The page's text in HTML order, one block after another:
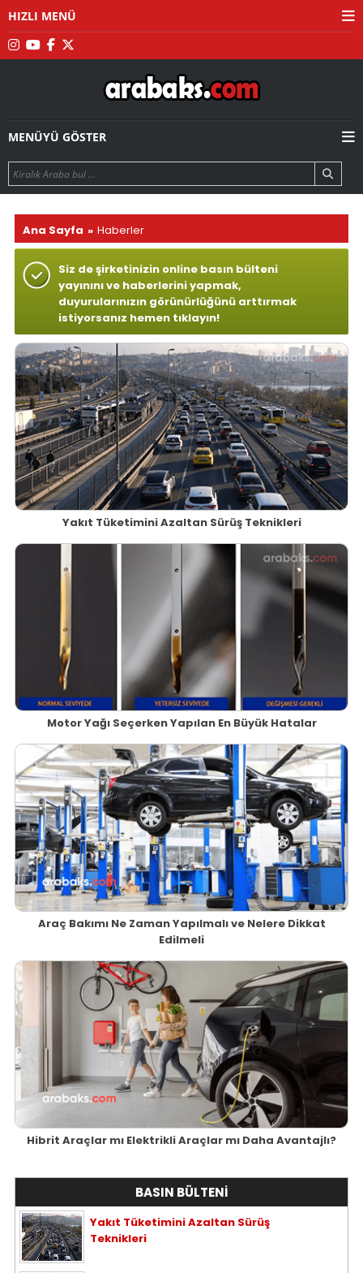
HIZLI MENÜ
MENÜYÜ GÖSTER
Ana Sayfa Haberler
Siz de şirketinizin online basın bülteni
yayınını ve haberlerini yapmak,
duyurularınızın görünürlüğünü arttırmak
istiyorsanız hemen tıklayın!
Yakıt Tüketimini Azaltan Sürüş Teknikleri
Motor Yağı Seçerken Yapılan En Büyük Hatalar
Araç Bakımı Ne Zaman Yapılmalı ve Nelere Dikkat
Edilmeli
Hibrit Araçlar mı Elektrikli Araçlar mı Daha Avantajlı?
BASIN BÜLTENİ
Yakıt Tüketimini Azaltan Sürüş
Teknikleri